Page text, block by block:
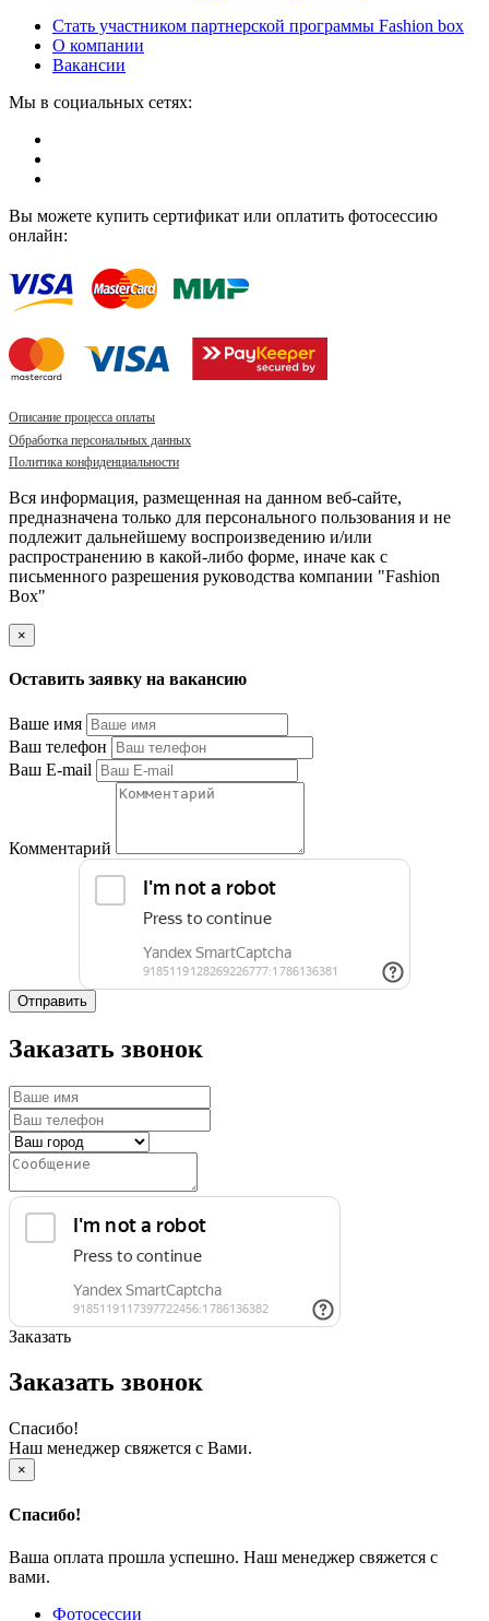
Стать участником партнерской программы Fashion box
О компании
Вакансии
Мы в социальных сетях:
Вы можете купить сертификат или оплатить фотосессию
онлайн:
Описание процесса оплаты
Обработка персональных данных
Политика конфиденциальности
Вся информация, размещенная на данном веб-сайте,
предназначена только для персонального пользования и не
подлежит дальнейшему воспроизведению и/или
распространению в какой-либо форме, иначе как с
письменного разрешения руководства компании "Fashion
Box"
×
Оставить заявку на вакансию
Ваше имя
Ваш телефон
Ваш E-mail
Комментарий
Отправить
Заказать звонок
Заказать
Заказать звонок
Спасибо!
Наш менеджер свяжется с Вами.
×
Спасибо!
Ваша оплата прошла успешно. Наш менеджер свяжется с
вами.
Фотосессии